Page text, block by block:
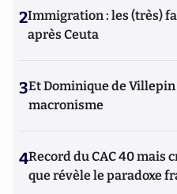
2Immigration : les (très)
après Ceuta
3Et Dominique de
macronisme
4Record du CAC 40 mais
que révèle le paradoxe